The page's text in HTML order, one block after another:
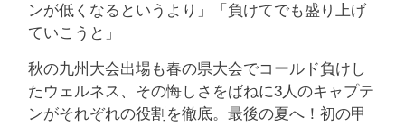
ンが低くなるというより」「負けてでも盛り上げ
ていこうと」
秋の九州大会出場も春の県大会でコールド負けし
たウェルネス、その悔しさをばねに3人のキャプテ
ンがそれぞれの役割を徹底。最後の夏へ！初の甲